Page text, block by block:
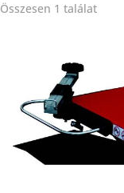
Összesen 1 találat